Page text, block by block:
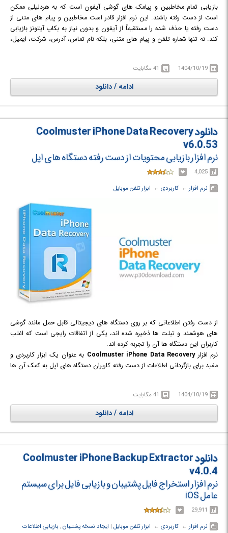
بازیابی تمام مخاطبین و پیامک های گوشی آیفون است که به هردلیلی ممکن
است از دست رفته باشند. این نرم افزار قادر است مخاطبین و پیام های متنی از
دست رفته یا حذف شده را مستقیماً از آیفون و بدون نیاز به بکاپ آیتونز بازیابی
کند. نه تنها شماره تلفن و پیام های متنی، بلکه نام تماس، آدرس، شرکت، ایمیل،
توانید تمام داده های بازیابی شده آیفون را بدون هیچ گونه آسیب، حذف یا
تغییری اصلی نگه می دارد و شما می توانید بدون هیچ مهارت فنی از آن استفاده
کنید.
1404/10/19 41 مگابایت
ادامه / دانلود
دانلود Coolmuster iPhone Data Recovery
v6.0.53
نرم افزار بازیابی محتویات از دست رفته دستگاه های اپل
4,025
نرم افزار ← ‏ کاربردی ← ‏ ابزار تلفن موبایل
از دست رفتن اطلاعاتی که بر روی دستگاه های دیجیتالی قابل حمل مانند گوشی
های هوشمند و تبلت ها ذخیره شده اند، یکی از اتفاقات رایجی است که اغلب
کاربران این دستگاه ها آن را تجربه کرده اند.
نرم افزارCoolmuster iPhone Data Recovery به عنوان یک ابزار کاربردی و
مفید برای بازگردانی اطلاعات از دست رفته کاربران دستگاه های اپل به کمک آن ها
تا قادر باشند به راحتی اطلاعات، فایل ها و به طور کلی تمام محتویات مانند
پیامک ها و عکس های پاک شده، گم شده و حتی فرمت شده خود را بازیابی
کنند، ارائه می دهد.
1404/10/19 41 مگابایت
ادامه / دانلود
دانلود Coolmuster iPhone Backup Extractor
v4.0.4
نرم افزار استخراج فایل پشتیبان و بازیابی فایل برای سیستم
عامل iOS
29,911
نرم افزار ← ‏ کاربردی ← ‏ ابزار تلفن موبایل ‏| ایجاد نسخه پشتیبان, بازیابی اطلاعات